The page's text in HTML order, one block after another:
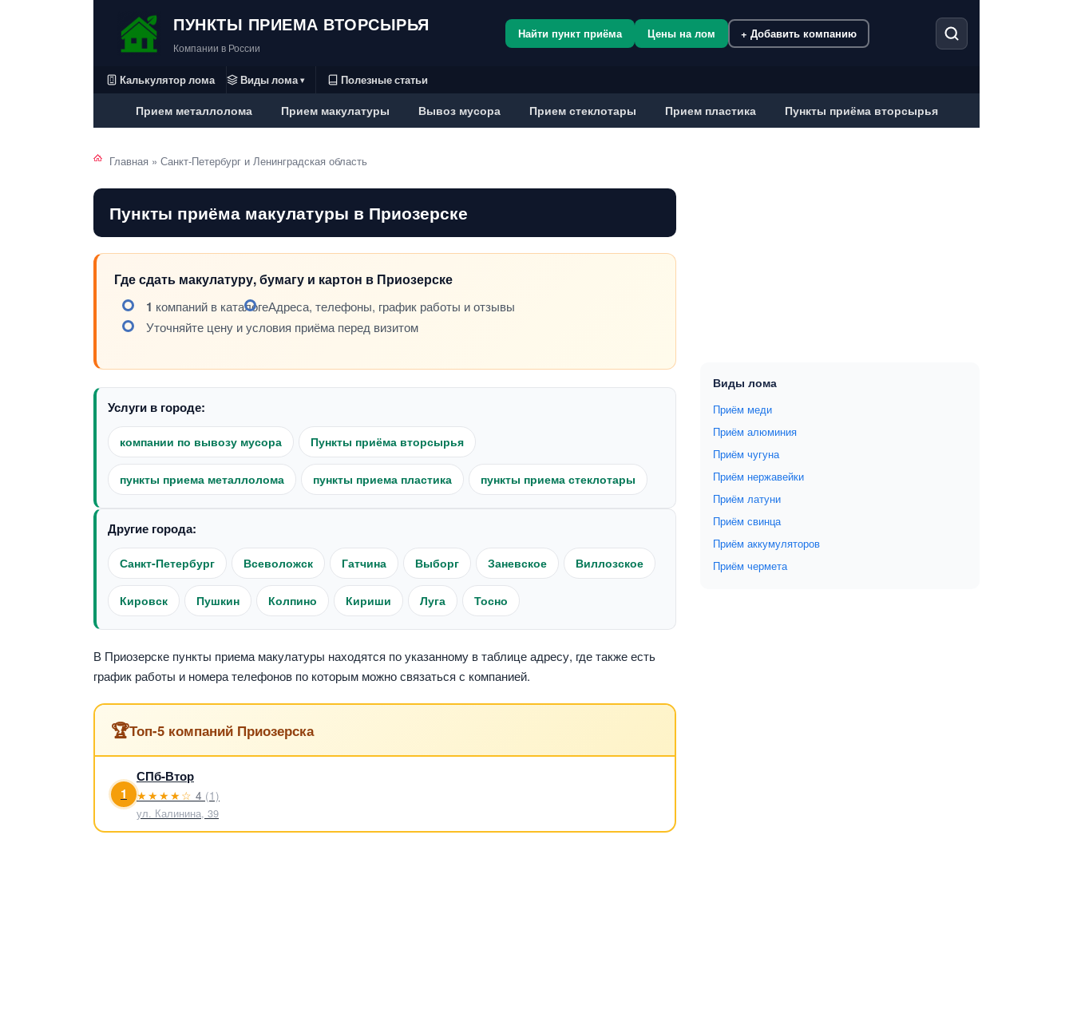
ПУНКТЫ ПРИЕМА ВТОРСЫРЬЯ
Компании в России
Найти пункт приёма Цены на лом + Добавить компанию
Калькулятор лома Виды лома ▾ Полезные статьи
Прием металлолома Прием макулатуры Вывоз мусора Прием стеклотары Прием пластика Пункты приёма вторсырья
Главная » Санкт-Петербург и Ленинградская область
Пункты приёма макулатуры в Приозерске
Где сдать макулатуру, бумагу и картон в Приозерске
1 компаний в каталогеАдреса, телефоны, график работы и отзывы
Уточняйте цену и условия приёма перед визитом
Услуги в городе:
компании по вывозу мусора Пункты приёма вторсырья
пункты приема металлолома пункты приема пластика пункты приема стеклотары
Другие города:
Санкт-Петербург Всеволожск Гатчина Выборг Заневское Виллозское
Кировск Пушкин Колпино Кириши Луга Тосно
В Приозерске пункты приема макулатуры находятся по указанному в таблице адресу, где также есть
график работы и номера телефонов по которым можно связаться с компанией.
🏆Топ-5 компаний Приозерска
1
СПб-Втор
★★★★☆ 4 (1)
ул. Калинина, 39
Виды лома
Приём меди
Приём алюминия
Приём чугуна
Приём нержавейки
Приём латуни
Приём свинца
Приём аккумуляторов
Приём чермета